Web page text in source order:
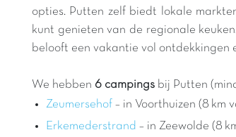
opties. Putten zelf biedt lokale
kunt genieten van de regionale
belooft een vakantie vol ontdekkingen
We hebben 6 campings bij Putten
Zeumersehof – in Voorthuizen (8 km
Erkemederstrand – in Zeewolde (8